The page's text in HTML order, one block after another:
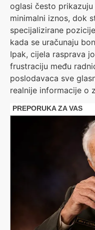
oglasi često
minimalni iznos, dok
specijalizirane
kada se uračunaju
Ipak, cijela rasprava
frustraciju među
poslodavaca sve
realnije informacije o